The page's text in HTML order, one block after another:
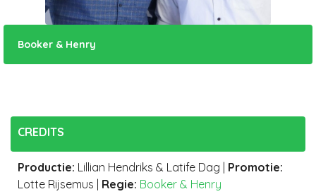
Booker & Henry
CREDITS
Productie: Lillian Hendriks & Latife Dag | Promotie:
Lotte Rijsemus | Regie: Booker & Henry